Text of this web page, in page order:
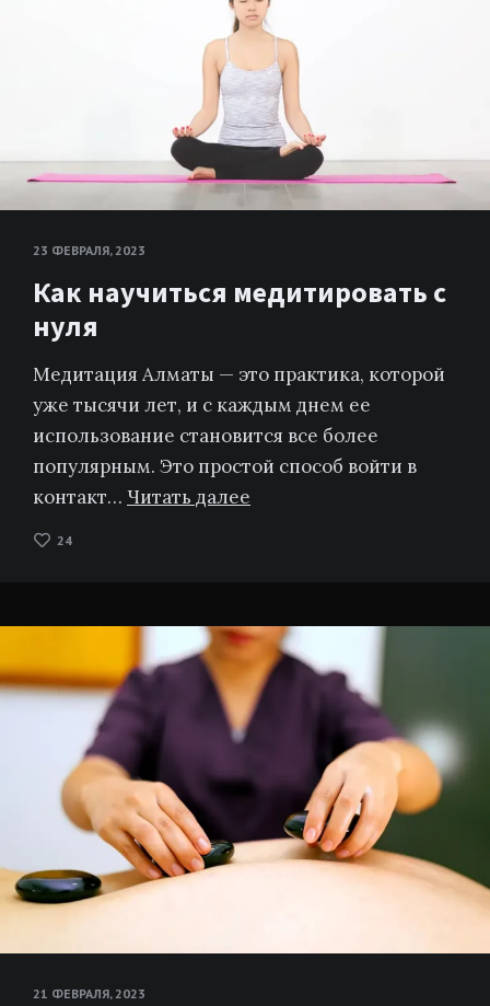
23 ФЕВРАЛЯ, 2023
Как научиться медитировать с
нуля
Медитация Алматы — это практика, которой
уже тысячи лет, и с каждым днем ее
использование становится все более
популярным. Это простой способ войти в
контакт… Читать далее
24
21 ФЕВРАЛЯ, 2023